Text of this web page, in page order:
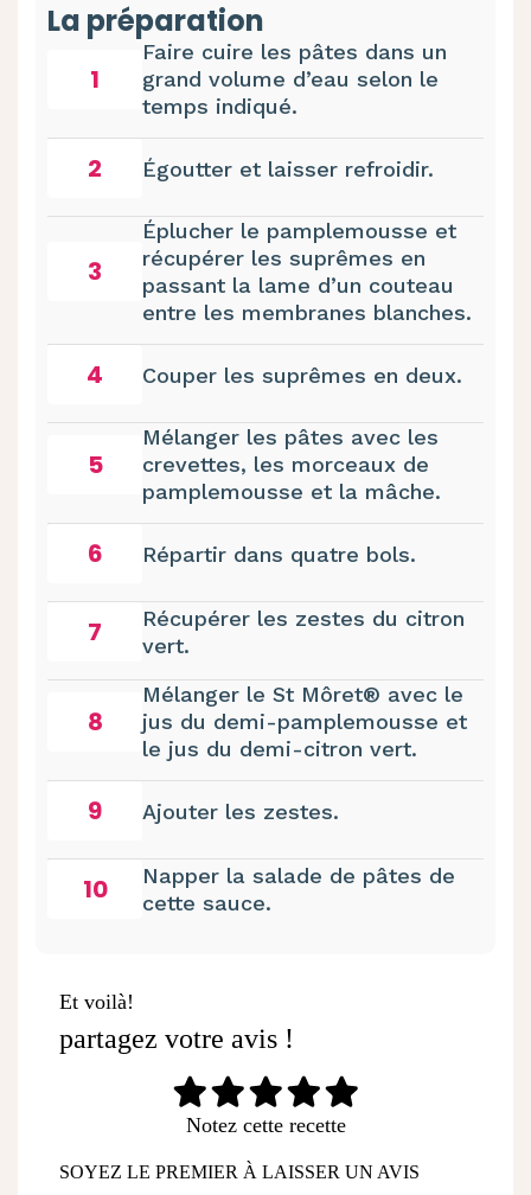
La préparation
1
Faire cuire les pâtes dans un
grand volume d’eau selon le
temps indiqué.
2 Égoutter et laisser refroidir.
3
Éplucher le pamplemousse et
récupérer les suprêmes en
passant la lame d’un couteau
entre les membranes blanches.
4 Couper les suprêmes en deux.
5
Mélanger les pâtes avec les
crevettes, les morceaux de
pamplemousse et la mâche.
6 Répartir dans quatre bols.
7
Récupérer les zestes du citron
vert.
8
Mélanger le St Môret® avec le
jus du demi-pamplemousse et
le jus du demi-citron vert.
9 Ajouter les zestes.
10
Napper la salade de pâtes de
cette sauce.
Et voilà!
partagez votre avis !
Notez cette recette
SOYEZ LE PREMIER À LAISSER UN AVIS